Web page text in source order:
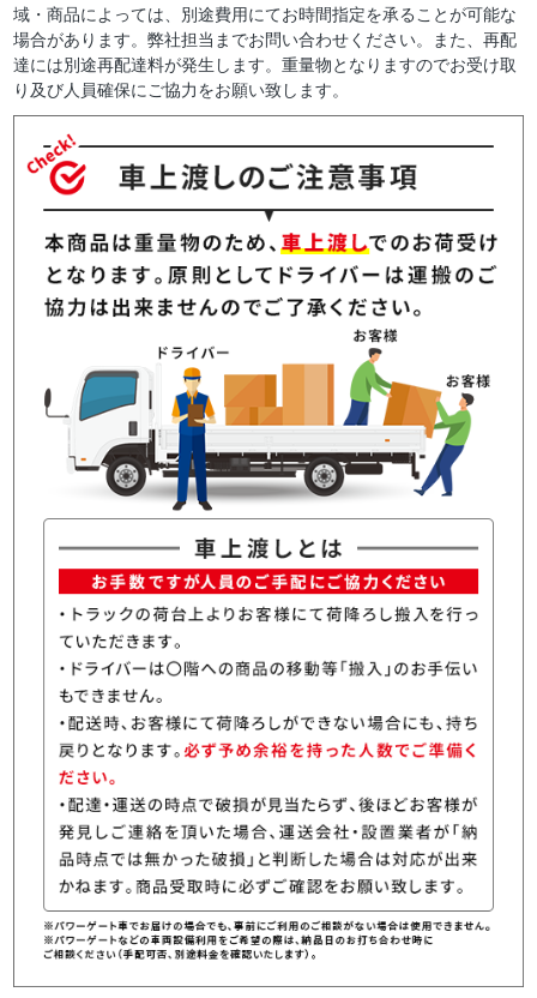
域・商品によっては、別途費用にてお時間指定を承ることが可能な
場合があります。弊社担当までお問い合わせください。また、再配
達には別途再配達料が発生します。重量物となりますのでお受け取
り及び人員確保にご協力をお願い致します。